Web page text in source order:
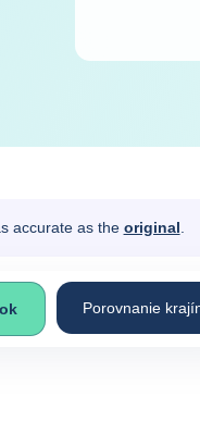
accurate as the original
Porovnanie